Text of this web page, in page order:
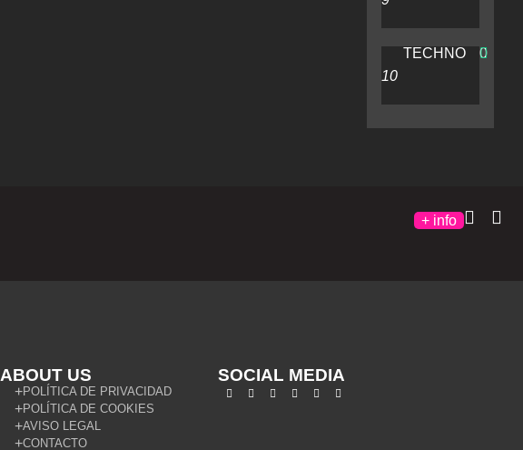
TECHNO 0
+ info
ABOUT US
POLÍTICA DE PRIVACIDAD
POLÍTICA DE COOKIES
AVISO LEGAL
CONTACTO
SOCIAL MEDIA